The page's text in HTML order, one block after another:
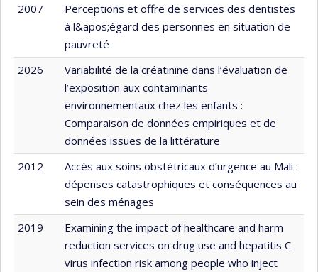
2007
Perceptions et offre de services des dentistes
à l&apos;égard des personnes en situation de
pauvreté
2026
Variabilité de la créatinine dans l’évaluation de
l’exposition aux contaminants
environnementaux chez les enfants :
Comparaison de données empiriques et de
données issues de la littérature
2012
Accès aux soins obstétricaux d’urgence au Mali :
dépenses catastrophiques et conséquences au
sein des ménages
2019
Examining the impact of healthcare and harm
reduction services on drug use and hepatitis C
virus infection risk among people who inject